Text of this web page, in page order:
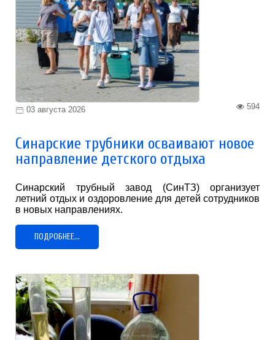
03 августа 2026 594
Синарские трубники осваивают новое
направление детского отдыха
Синарский трубный завод (СинТЗ) организует
летний отдых и оздоровление для детей сотрудников
в новых направлениях.
ПОДРОБНЕЕ...